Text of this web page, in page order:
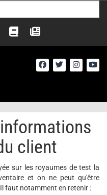
client
sur les royaumes de test la
et on ne peut qu'être
faut notamment en retenir :